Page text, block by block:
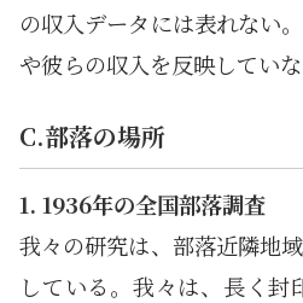
の収入データには表れない
や彼らの収入を反映していな
C.部落の場所
1. 1936年の全国部落調査
我々の研究は、部落近隣地
している。我々は、長く封